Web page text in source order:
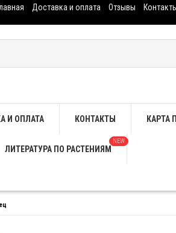
Доставка и оплата Отзывы
И ОПЛАТА КОНТАКТЫ КАРТА
ЛИТЕРАТУРА ПО РАСТЕНИЯМ
NEW